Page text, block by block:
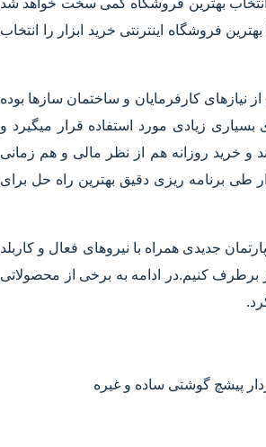
فروشگاه اینترنتی خرید ابزار را انتخاب
نیازهای کارفرمایان و ساختمان سازها بوده
زیادی مورد استفاده قرار میگیرد و
و خرید روزانه هم از نظر مالی و هم زمانی
طی برنامه ریزی دقیق بهترین راه حل برای
جدیدی همراه با نیروهای فعال و کاربلد
برطرف کنیم.در ادامه به برخی از محصولاتی
پیشچ گوشتی ساده و غیره